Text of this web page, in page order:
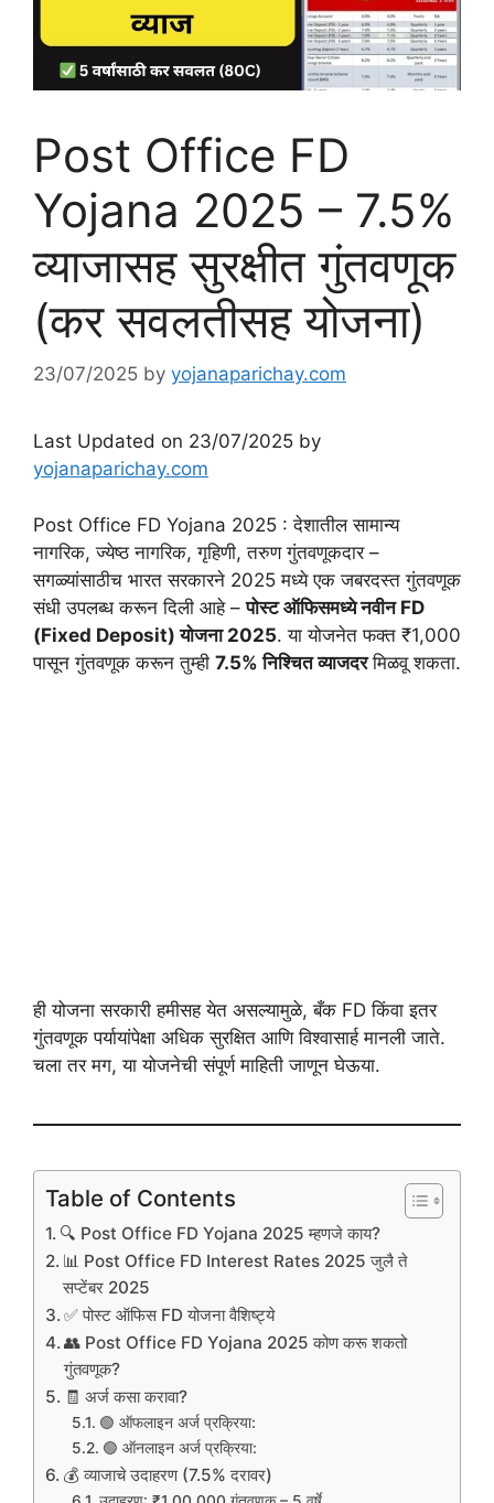
Post Office FD
Yojana 2025 – 7.5%
व्याजासह सुरक्षीत गुंतवणूक
(कर सवलतीसह योजना)
23/07/2025 by yojanaparichay.com
Last Updated on 23/07/2025 by
yojanaparichay.com
Post Office FD Yojana 2025 : देशातील सामान्य
नागरिक, ज्येष्ठ नागरिक, गृहिणी, तरुण गुंतवणूकदार –
सगळ्यांसाठीच भारत सरकारने 2025 मध्ये एक जबरदस्त गुंतवणूक
संधी उपलब्ध करून दिली आहे –पोस्ट ऑफिसमध्ये नवीन FD
(Fixed Deposit) योजना 2025. या योजनेत फक्त ₹1,000
पासून गुंतवणूक करून तुम्ही 7.5% निश्चित व्याजदरमिळवू शकता.
ही योजना सरकारी हमीसह येत असल्यामुळे, बँक FD किंवा इतर
गुंतवणूक पर्यायांपेक्षा अधिक सुरक्षित आणि विश्वासार्ह मानली जाते.
चला तर मग, या योजनेची संपूर्ण माहिती जाणून घेऊया.
Table of Contents
🔍 Post Office FD Yojana 2025 म्हणजे काय?
📊 Post Office FD Interest Rates 2025 जुलै ते
सप्टेंबर 2025
✅ पोस्ट ऑफिस FD योजना वैशिष्ट्ये
👥 Post Office FD Yojana 2025 कोण करू शकतो
गुंतवणूक?
🧾 अर्ज कसा करावा?
🟢 ऑफलाइन अर्ज प्रक्रिया:
🟢 ऑनलाइन अर्ज प्रक्रिया:
💰 व्याजाचे उदाहरण (7.5% दरावर)